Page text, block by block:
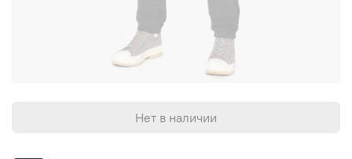
Нет в наличии